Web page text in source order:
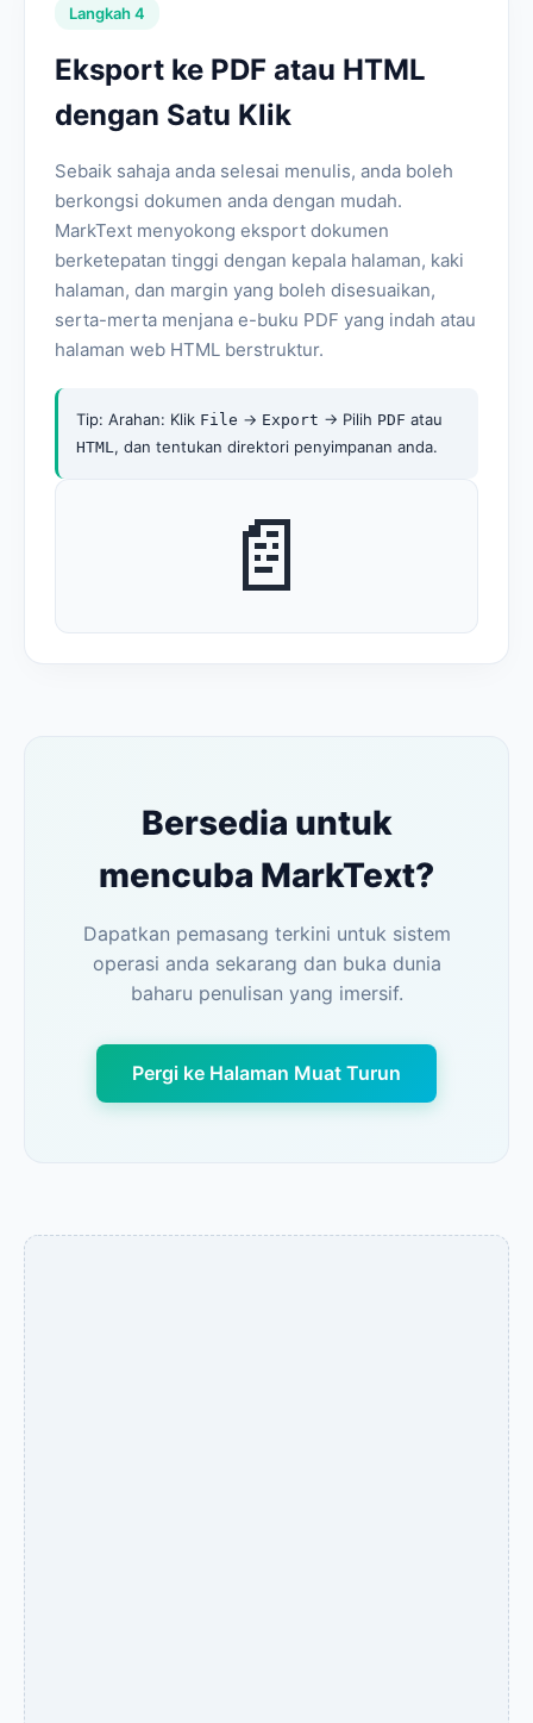
Langkah 4
Eksport ke PDF atau HTML
dengan Satu Klik
Sebaik sahaja anda selesai menulis, anda boleh
berkongsi dokumen anda dengan mudah.
MarkText menyokong eksport dokumen
berketepatan tinggi dengan kepala halaman, kaki
halaman, dan margin yang boleh disesuaikan,
serta-merta menjana e-buku PDF yang indah atau
halaman web HTML berstruktur.
Tip: Arahan: Klik File -> Export -> Pilih PDF atau
HTML, dan tentukan direktori penyimpanan anda.
📄
Bersedia untuk
mencuba MarkText?
Dapatkan pemasang terkini untuk sistem
operasi anda sekarang dan buka dunia
baharu penulisan yang imersif.
Pergi ke Halaman Muat Turun